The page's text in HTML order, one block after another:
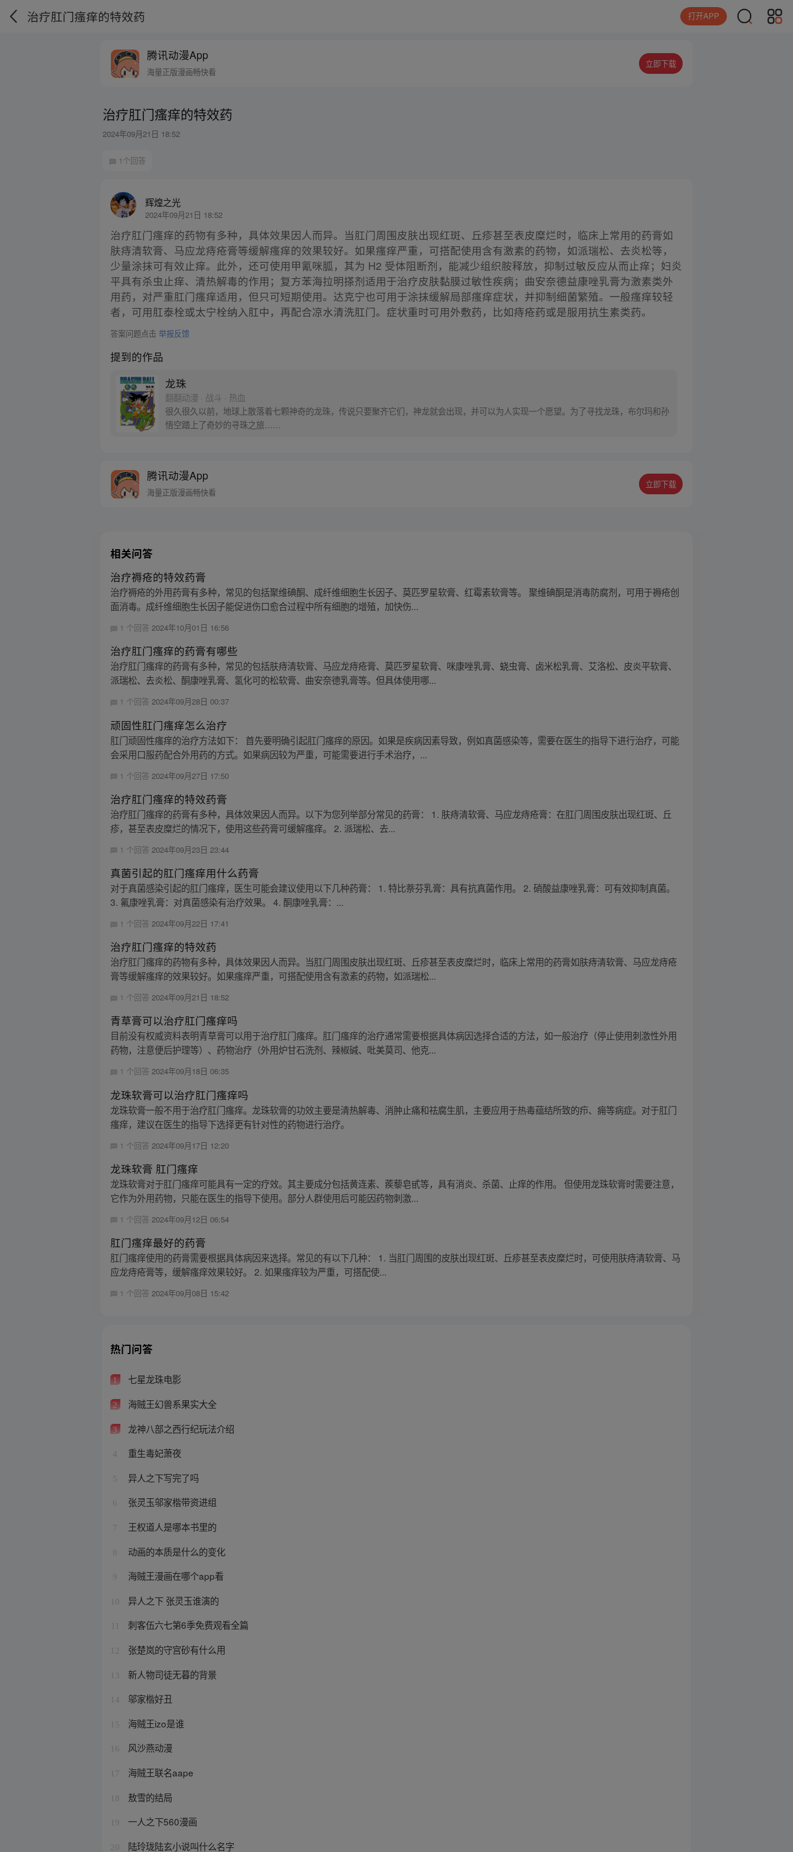
治疗肛门瘙痒的特效药 打开APP
腾讯动漫App
海量正版漫画畅快看
立即下载
治疗肛门瘙痒的特效药
2024年09月21日 18:52
1个回答
辉煌之光
2024年09月21日 18:52
治疗肛门瘙痒的药物有多种，具体效果因人而异。当肛门周围皮肤出现红斑、丘疹甚至表皮糜烂时，临床上常用的药膏如
肤痔清软膏、马应龙痔疮膏等缓解瘙痒的效果较好。如果瘙痒严重，可搭配使用含有激素的药物，如派瑞松、去炎松等，
少量涂抹可有效止痒。此外，还可使用甲氰咪胍，其为 H2 受体阻断剂，能减少组织胺释放，抑制过敏反应从而止痒；妇炎
平具有杀虫止痒、清热解毒的作用；复方苯海拉明搽剂适用于治疗皮肤黏膜过敏性疾病；曲安奈德益康唑乳膏为激素类外
用药，对严重肛门瘙痒适用，但只可短期使用。达克宁也可用于涂抹缓解局部瘙痒症状，并抑制细菌繁殖。一般瘙痒较轻
者，可用肛泰栓或太宁栓纳入肛中，再配合凉水清洗肛门。症状重时可用外敷药，比如痔疮药或是服用抗生素类药。
答案问题点击举报反馈
提到的作品
龙珠
翻翻动漫 · 战斗 · 热血
很久很久以前，地球上散落着七颗神奇的龙珠，传说只要聚齐它们，神龙就会出现，并可以为人实现一个愿望。为了寻找龙珠，布尔玛和孙
悟空踏上了奇妙的寻珠之旅……
腾讯动漫App
海量正版漫画畅快看
立即下载
相关问答
治疗褥疮的特效药膏
治疗褥疮的外用药膏有多种，常见的包括聚维碘酮、成纤维细胞生长因子、莫匹罗星软膏、红霉素软膏等。 聚维碘酮是消毒防腐剂，可用于褥疮创
面消毒。成纤维细胞生长因子能促进伤口愈合过程中所有细胞的增殖，加快伤...
1 个回答2024年10月01日 16:56
治疗肛门瘙痒的药膏有哪些
治疗肛门瘙痒的药膏有多种，常见的包括肤痔清软膏、马应龙痔疮膏、莫匹罗星软膏、咪康唑乳膏、蛲虫膏、卤米松乳膏、艾洛松、皮炎平软膏、
派瑞松、去炎松、酮康唑乳膏、氢化可的松软膏、曲安奈德乳膏等。但具体使用哪...
1 个回答2024年09月28日 00:37
顽固性肛门瘙痒怎么治疗
肛门顽固性瘙痒的治疗方法如下： 首先要明确引起肛门瘙痒的原因。如果是疾病因素导致，例如真菌感染等，需要在医生的指导下进行治疗，可能
会采用口服药配合外用药的方式。如果病因较为严重，可能需要进行手术治疗，...
1 个回答 2024年09月27日 17:50
治疗肛门瘙痒的特效药膏
治疗肛门瘙痒的药膏有多种，具体效果因人而异。以下为您列举部分常见的药膏： 1. 肤痔清软膏、马应龙痔疮膏：在肛门周围皮肤出现红斑、丘
疹，甚至表皮糜烂的情况下，使用这些药膏可缓解瘙痒。 2. 派瑞松、去...
1 个回答 2024年09月23日 23:44
真菌引起的肛门瘙痒用什么药膏
对于真菌感染引起的肛门瘙痒，医生可能会建议使用以下几种药膏： 1. 特比萘芬乳膏：具有抗真菌作用。 2. 硝酸益康唑乳膏：可有效抑制真菌。
3. 氟康唑乳膏：对真菌感染有治疗效果。 4. 酮康唑乳膏：...
1 个回答2024年09月22日 17:41
治疗肛门瘙痒的特效药
治疗肛门瘙痒的药物有多种，具体效果因人而异。当肛门周围皮肤出现红斑、丘疹甚至表皮糜烂时，临床上常用的药膏如肤痔清软膏、马应龙痔疮
膏等缓解瘙痒的效果较好。如果瘙痒严重，可搭配使用含有激素的药物，如派瑞松...
1 个回答2024年09月21日 18:52
青草膏可以治疗肛门瘙痒吗
目前没有权威资料表明青草膏可以用于治疗肛门瘙痒。肛门瘙痒的治疗通常需要根据具体病因选择合适的方法，如一般治疗（停止使用刺激性外用
药物，注意便后护理等）、药物治疗（外用炉甘石洗剂、辣椒碱、吡美莫司、他克...
1 个回答2024年09月18日 06:35
龙珠软膏可以治疗肛门瘙痒吗
龙珠软膏一般不用于治疗肛门瘙痒。龙珠软膏的功效主要是清热解毒、消肿止痛和祛腐生肌，主要应用于热毒蕴结所致的疖、痈等病症。对于肛门
瘙痒，建议在医生的指导下选择更有针对性的药物进行治疗。
1 个回答 2024年09月17日 12:20
龙珠软膏 肛门瘙痒
龙珠软膏对于肛门瘙痒可能具有一定的疗效。其主要成分包括黄连素、蒺藜皂甙等，具有消炎、杀菌、止痒的作用。 但使用龙珠软膏时需要注意，
它作为外用药物，只能在医生的指导下使用。部分人群使用后可能因药物刺激...
1 个回答 2024年09月12日 06:54
肛门瘙痒最好的药膏
肛门瘙痒使用的药膏需要根据具体病因来选择。常见的有以下几种： 1. 当肛门周围的皮肤出现红斑、丘疹甚至表皮糜烂时，可使用肤痔清软膏、马
应龙痔疮膏等，缓解瘙痒效果较好。 2. 如果瘙痒较为严重，可搭配使...
1 个回答2024年09月08日 15:42
热门问答
1 七星龙珠电影
2 海贼王幻兽系果实大全
3 龙神八部之西行纪玩法介绍
4 重生毒妃萧夜
5 异人之下写完了吗
6 张灵玉邬家楷带资进组
7 王权道人是哪本书里的
8 动画的本质是什么的变化
9 海贼王漫画在哪个app看
10 异人之下 张灵玉谁演的
刺客伍六七第6季免费观看全篇
12 张楚岚的守宫砂有什么用
13 新人物司徒无暮的背景
14 邬家楷好丑
15 海贼王izo是谁
16 风沙燕动漫
17 海贼王联名aape
18 敖雪的结局
19 一人之下560漫画
20 陆玲珑陆玄小说叫什么名字